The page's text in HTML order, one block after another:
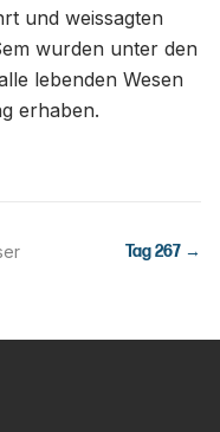
und weissagten
wurden unter den
lebenden Wesen
erhaben.
Tag267 →